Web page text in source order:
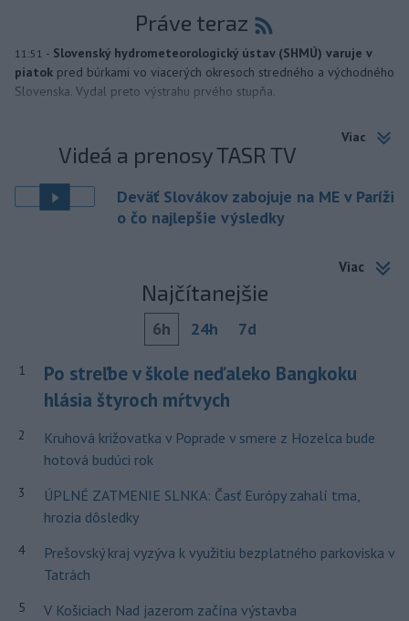
Práve teraz
11:51 - Slovenský hydrometeorologický ústav (SHMÚ) varuje v
piatok pred búrkami vo viacerých okresoch stredného a východného
Slovenska. Vydal preto výstrahu prvého stupňa.
Viac
Videá a prenosy TASR TV
Deväť Slovákov zabojuje na ME v Paríži
o čo najlepšie výsledky
Viac
Najčítanejšie
6h 24h 7d
1
Po streľbe v škole neďaleko Bangkoku
hlásia štyroch mŕtvych
2
Kruhová križovatka v Poprade v smere z Hozelca bude
hotová budúci rok
3
ÚPLNÉ ZATMENIE SLNKA: Časť Európy zahalí tma,
hrozia dôsledky
4
Prešovský kraj vyzýva k využitiu bezplatného parkoviska v
Tatrách
5
V Košiciach Nad jazerom začína výstavba